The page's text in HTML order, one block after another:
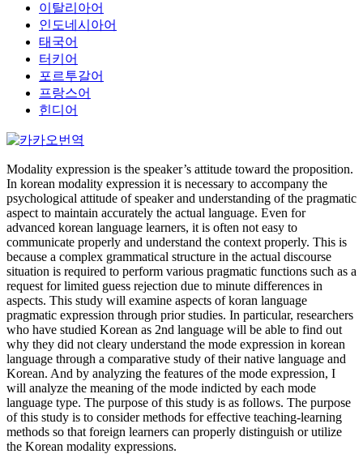
이탈리아어
인도네시아어
태국어
터키어
포르투갈어
프랑스어
힌디어
Modality expression is the speaker’s attitude toward the proposition.
In korean modality expression it is necessary to accompany the
psychological attitude of speaker and understanding of the pragmatic
aspect to maintain accurately the actual language. Even for
advanced korean language learners, it is often not easy to
communicate properly and understand the context properly. This is
because a complex grammatical structure in the actual discourse
situation is required to perform various pragmatic functions such as a
request for limited guess rejection due to minute differences in
aspects. This study will examine aspects of koran language
pragmatic expression through prior studies. In particular, researchers
who have studied Korean as 2nd language will be able to find out
why they did not cleary understand the mode expression in korean
language through a comparative study of their native language and
Korean. And by analyzing the features of the mode expression, I
will analyze the meaning of the mode indicted by each mode
language type. The purpose of this study is as follows. The purpose
of this study is to consider methods for effective teaching-learning
methods so that foreign learners can properly distinguish or utilize
the Korean modality expressions.